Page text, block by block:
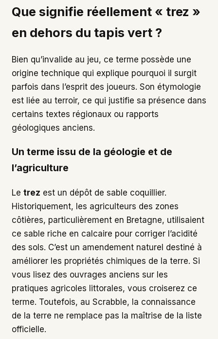
Que signifie réellement « trez »
en dehors du tapis vert ?
Bien qu’invalide au jeu, ce terme possède une
origine technique qui explique pourquoi il surgit
parfois dans l’esprit des joueurs. Son étymologie
est liée au terroir, ce qui justifie sa présence dans
certains textes régionaux ou rapports
géologiques anciens.
Un terme issu de la géologie et de
l’agriculture
Le trez est un dépôt de sable coquillier.
Historiquement, les agriculteurs des zones
côtières, particulièrement en Bretagne, utilisaient
ce sable riche en calcaire pour corriger l’acidité
des sols. C’est un amendement naturel destiné à
améliorer les propriétés chimiques de la terre. Si
vous lisez des ouvrages anciens sur les
pratiques agricoles littorales, vous croiserez ce
terme. Toutefois, au Scrabble, la connaissance
de la terre ne remplace pas la maîtrise de la liste
officielle.